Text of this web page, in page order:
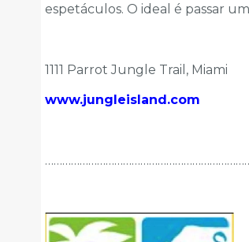
espetáculos. O ideal é passar
1111 Parrot Jungle Trail, Miami
www.jungleisland.com